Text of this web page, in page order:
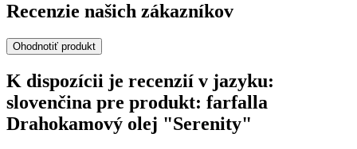
Recenzie našich zákazníkov
Ohodnotiť produkt
K dispozícii je recenzií v jazyku:
slovenčina pre produkt: farfalla
Drahokamový olej "Serenity"